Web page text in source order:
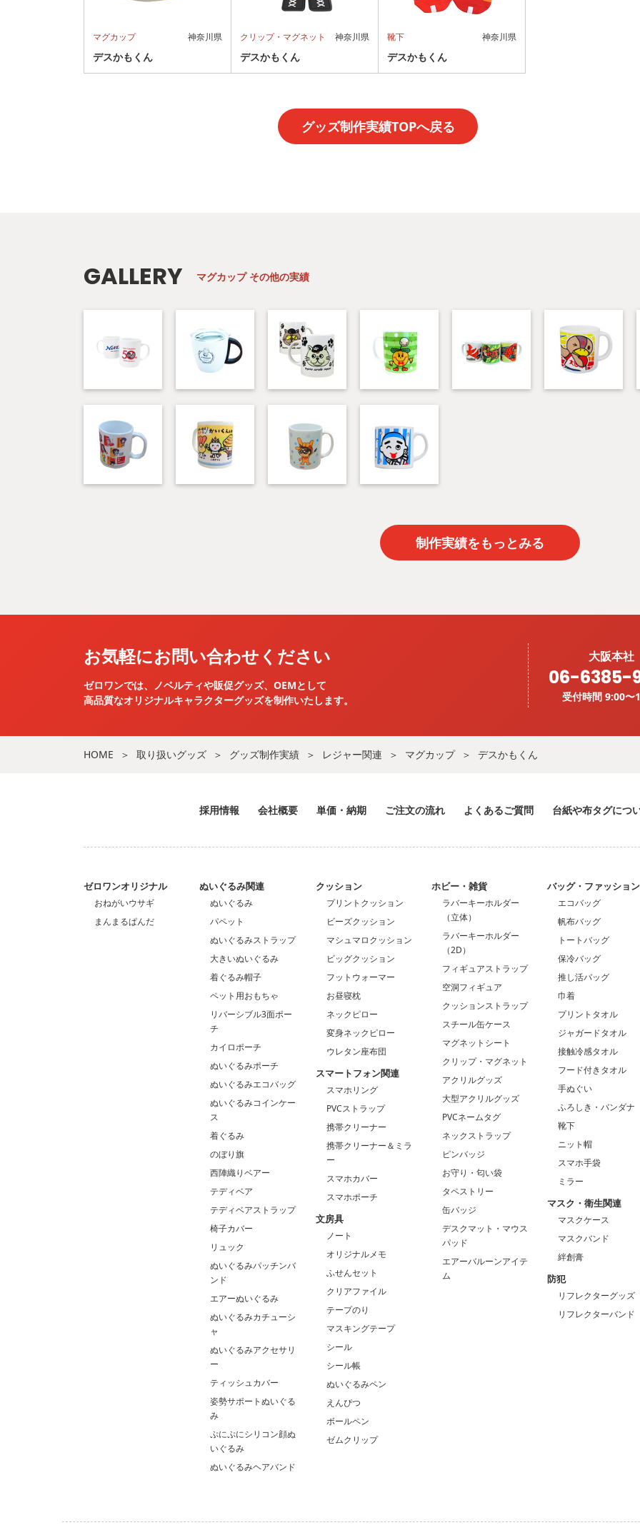
マグカップ 神奈川県
デスかもくん
クリップ・マグネット 神奈川県
デスかもくん
靴下 神奈川県
デスかもくん
グッズ制作実績TOPへ戻る
GALLERY マグカップ その他の実績
制作実績をもっとみる
お気軽にお問い合わせください
ゼロワンでは、ノベルティや販促グッズ、OEMとして
高品質なオリジナルキャラクターグッズを制作いたします。
大阪本社
06-6385-
受付時間 9:00〜
HOME 取り扱いグッズ グッズ制作実績 レジャー関連 マグカップ デスかもくん
採用情報 会社概要 単価・納期 ご注文の流れ よくあるご質問 台紙や布タグにつ
ゼロワンオリジナル
おねがいウサギ
まんまるぱんだ
ぬいぐるみ関連
ぬいぐるみ
パペット
ぬいぐるみストラップ
大きいぬいぐるみ
着ぐるみ帽子
ペット用おもちゃ
リバーシブル3面ポー
チ
カイロポーチ
ぬいぐるみポーチ
ぬいぐるみエコバッグ
ぬいぐるみコインケー
ス
着ぐるみ
のぼり旗
西陣織りベアー
テディベア
テディベアストラップ
椅子カバー
リュック
ぬいぐるみパッチンバ
ンド
エアーぬいぐるみ
ぬいぐるみカチューシ
ャ
ぬいぐるみアクセサリ
ー
ティッシュカバー
姿勢サポートぬいぐる
み
ぷにぷにシリコン顔ぬ
いぐるみ
ぬいぐるみヘアバンド
クッション
プリントクッション
ビーズクッション
マシュマロクッション
ビッグクッション
フットウォーマー
お昼寝枕
ネックピロー
変身ネックピロー
ウレタン座布団
スマートフォン関連
スマホリング
PVCストラップ
携帯クリーナー
携帯クリーナー＆ミラ
ー
スマホカバー
スマホポーチ
文房具
ノート
オリジナルメモ
ふせんセット
クリアファイル
テープのり
マスキングテープ
シール
シール帳
ぬいぐるみペン
えんぴつ
ボールペン
ゼムクリップ
ホビー・雑貨
ラバーキーホルダー
（立体）
ラバーキーホルダー
（2D）
フィギュアストラップ
空洞フィギュア
クッションストラップ
スチール缶ケース
マグネットシート
クリップ・マグネット
アクリルグッズ
大型アクリルグッズ
PVCネームタグ
ネックストラップ
ピンバッジ
お守り・匂い袋
タペストリー
缶バッジ
デスクマット・マウス
パッド
エアーバルーンアイテ
ム
バッグ・ファッション
エコバッグ
帆布バッグ
トートバッグ
保冷バッグ
推し活バッグ
巾着
プリントタオル
ジャガードタオル
接触冷感タオル
フード付きタオル
手ぬぐい
ふろしき・バンダナ
靴下
ニット帽
スマホ手袋
ミラー
マスク・衛生関連
マスクケース
マスクバンド
絆創膏
防犯
リフレクターグッズ
リフレクターバンド